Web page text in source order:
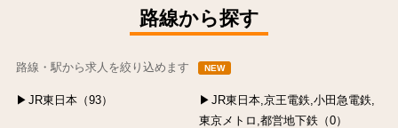
路線から探す
路線・駅から求人を絞り込めます NEW
JR東日本（93）
JR東日本,京王電鉄,小田急電鉄,
東京メトロ,都営地下鉄（0）